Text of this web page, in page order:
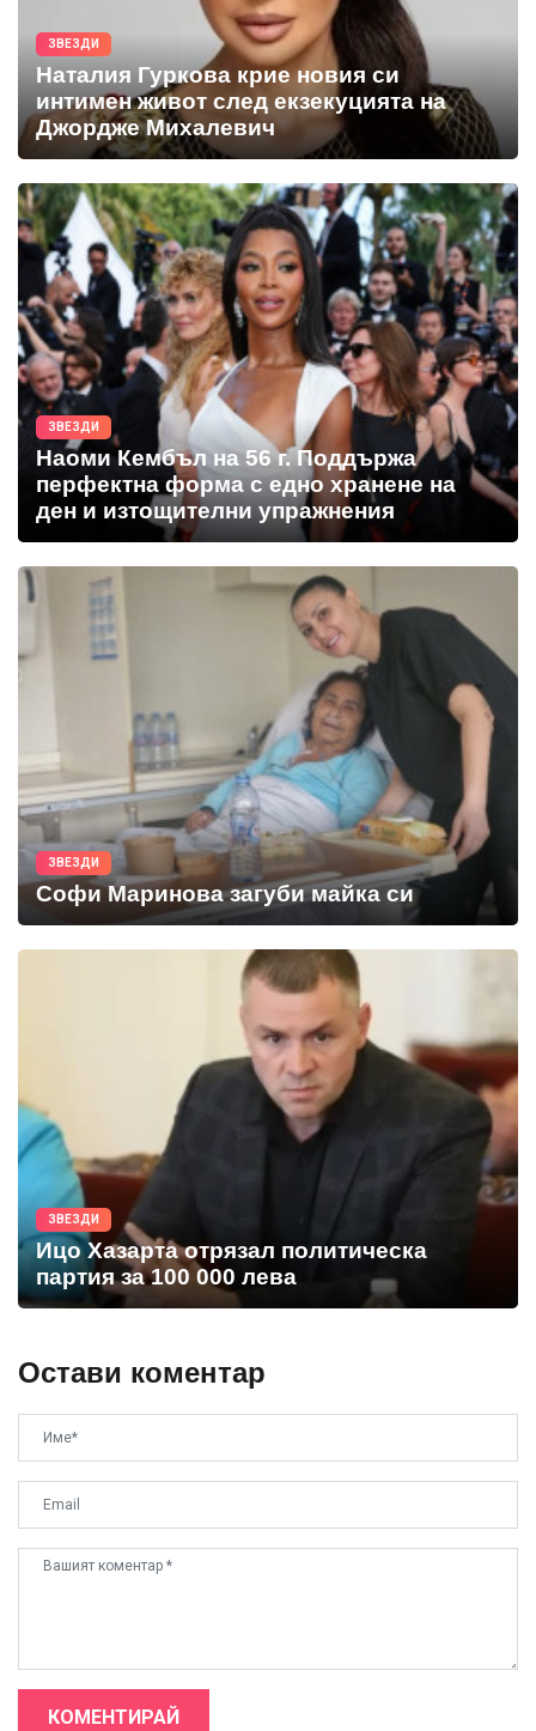
ЗВЕЗДИ
Наталия Гуркова крие новия си
интимен живот след екзекуцията на
Джордже Михалевич
ЗВЕЗДИ
Наоми Кембъл на 56 г. Поддържа
перфектна форма с едно хранене на
ден и изтощителни упражнения
ЗВЕЗДИ
Софи Маринова загуби майка си
ЗВЕЗДИ
Ицо Хазарта отрязал политическа
партия за 100 000 лева
Остави коментар
КОМЕНТИРАЙ